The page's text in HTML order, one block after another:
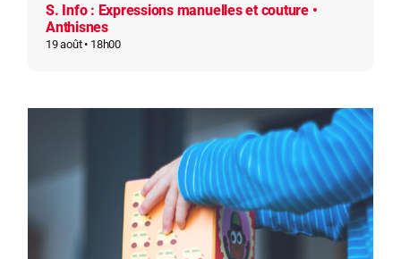
S. Info : Expressions manuelles et couture •
Anthisnes
19 août • 18h00